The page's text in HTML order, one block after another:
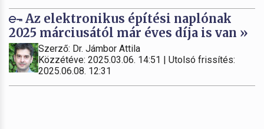
Az elektronikus építési naplónak
2025 márciusától már éves díja is van »
Szerző: Dr. Jámbor Attila
Közzétéve: 2025.03.06. 14:51 | Utolsó frissítés:
2025.06.08. 12:31